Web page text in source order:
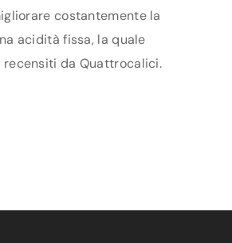
costantemente la
acidità fissa, la quale
recensiti da Quattrocalici.